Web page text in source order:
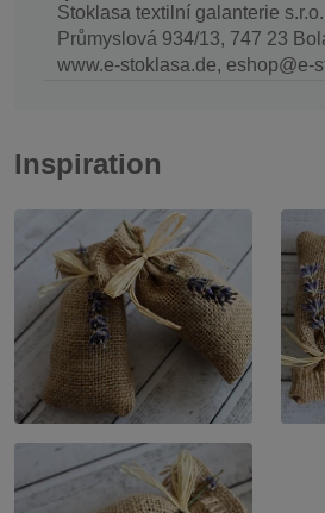
Stoklasa textilní galanterie s.r.o.
Průmyslová 934/13, 747 23
www.e-stoklasa.de, eshop@e-
Inspiration